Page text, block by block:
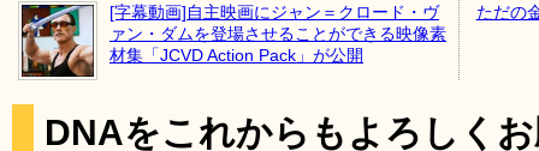
[字幕動画]自主映画にジャン＝クロード・ヴ
ァン・ダムを登場させることができる映像素
材集「JCVD Action Pack」が公開
ただの
DNAをこれからもよろしく